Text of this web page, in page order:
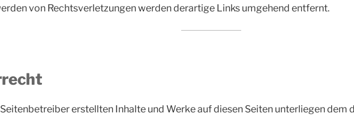
von Rechtsverletzungen werden derartige Links umgehend entfernt.
erstellten Inhalte und Werke auf diesen Seiten unterliegen dem